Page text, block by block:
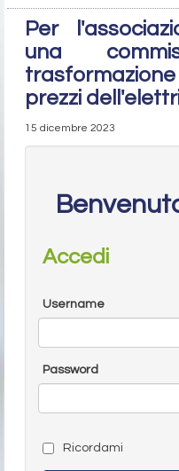
Per
una
prezzi
15 dicembre 2023
Accedi
Username
Password
Ricordami